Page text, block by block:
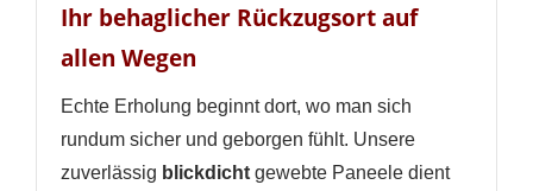
Ihr behaglicher Rückzugsort auf
allen Wegen
Echte Erholung beginnt dort, wo man sich
rundum sicher und geborgen fühlt. Unsere
zuverlässig blickdicht gewebte Paneele dient